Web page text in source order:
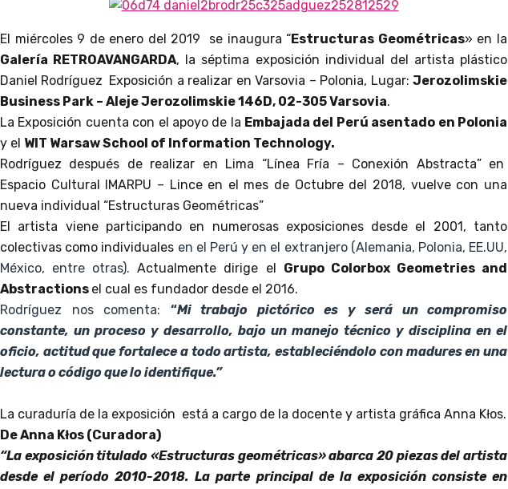
El miércoles 9 de enero del 2019 se inaugura “Estructuras Geométricas» en la
Galería RETROAVANGARDA, la séptima exposición individual del artista plástico
Daniel Rodríguez Exposición a realizar en Varsovia – Polonia, Lugar:Jerozolimskie
Business Park – Aleje Jerozolimskie 146D, 02-305 Varsovia.
La Exposición cuenta con el apoyo de la Embajada del Perú asentado en Polonia
y el WIT Warsaw School of Information Technology.
Rodríguez después de realizar en Lima “Línea Fría – Conexión Abstracta” en
Espacio Cultural IMARPU – Lince en el mes de Octubre del 2018, vuelve con una
nueva individual “Estructuras Geométricas”
El artista viene participando en numerosas exposiciones desde el 2001, tanto
colectivas como individuales en el Perú y en el extranjero (Alemania, Polonia, EE.UU,
México, entre otras).Actualmente dirige el Grupo Colorbox Geometries and
Abstractions el cual es fundador desde el 2016.
Rodríguez nos comenta: “Mi trabajo pictórico es y será un compromiso
constante, un proceso y desarrollo, bajo un manejo técnico y disciplina en el
oficio, actitud que fortalece a todo artista, estableciéndolo con madures en una
lectura o código que lo identifique.”
La curaduría de la exposición está a cargo de la docente y artista gráfica Anna Kłos.
De Anna Kłos (Curadora)
“La exposición titulado «Estructuras geométricas» abarca 20 piezas del artista
desde el período 2010-2018. La parte principal de la exposición consiste en